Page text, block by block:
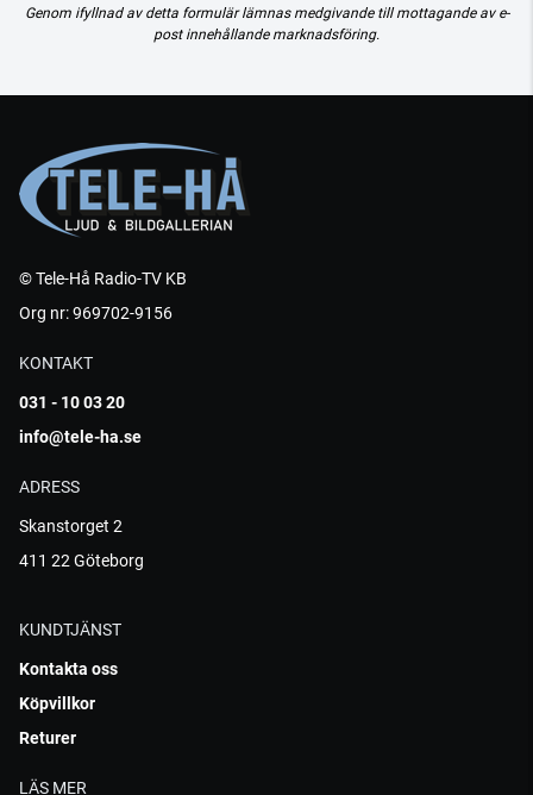
Genom ifyllnad av detta formulär lämnas medgivande till mottagande av e-
post innehållande marknadsföring.
© Tele-Hå Radio-TV KB
Org nr: 969702-9156
KONTAKT
031 - 10 03 20
info@tele-ha.se
ADRESS
Skanstorget 2
411 22 Göteborg
KUNDTJÄNST
Kontakta oss
Köpvillkor
Returer
LÄS MER